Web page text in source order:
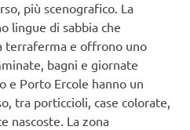
più scenografico. La
lingue di sabbia che
terraferma e offrono uno
bagni e giornate
e Porto Ercole hanno un
tra porticcioli, case colorate,
nascoste. La zona